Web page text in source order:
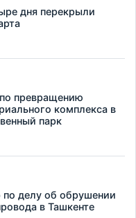
дня перекрыли
превращению
комплекса в
парк
по делу об обрушении
в Ташкенте